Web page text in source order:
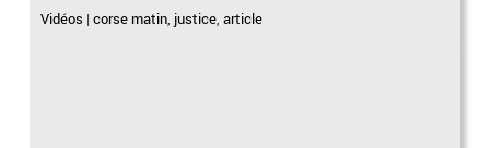
Vidéos |corse matin, justice,article